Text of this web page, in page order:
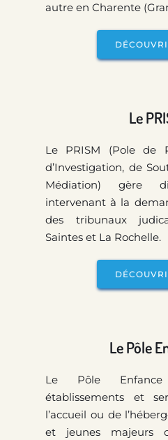
autre en Charente
Le
Le PRISM (Pole de
d’Investigation, de
Médiation) gère
intervenant à la
des tribunaux
Saintes et La Rochelle.
Le Pôle
Le Pôle
établissements et
l’accueil ou de
et jeunes majeurs